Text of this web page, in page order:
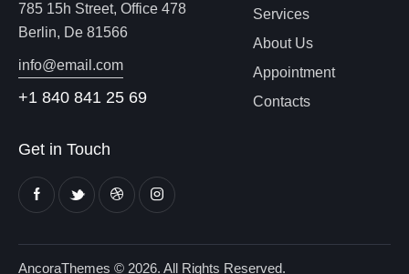
785 15h Street, Office 478
Berlin, De 81566
info@email.com
+1 840 841 25 69
Services
About Us
Appointment
Contacts
Get in Touch
AncoraThemes © 2026. All Rights Reserved.